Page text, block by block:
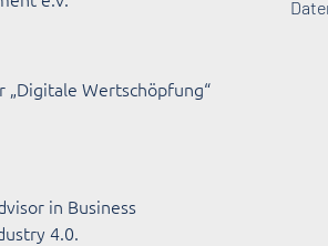
Wertschöpfung“
in Business
4.0.